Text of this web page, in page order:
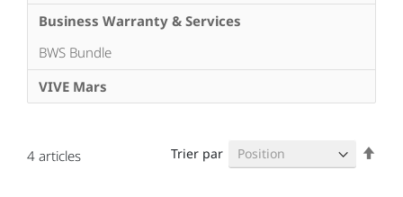
4 articles Trier par
Business Warranty & Services
BWS Bundle
VIVE Mars